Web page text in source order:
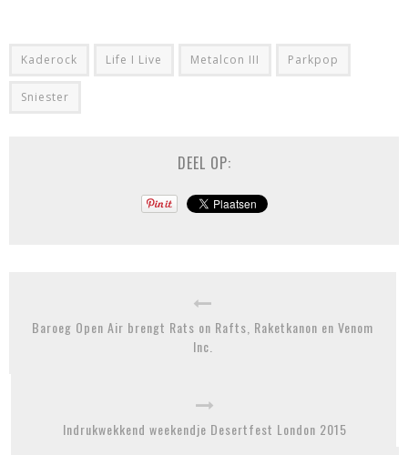
Kaderock Life I Live Metalcon III Parkpop
Sniester
DEEL OP:
Baroeg Open Air brengt Rats on Rafts, Raketkanon en Venom
Inc.
Indrukwekkend weekendje Desertfest London 2015